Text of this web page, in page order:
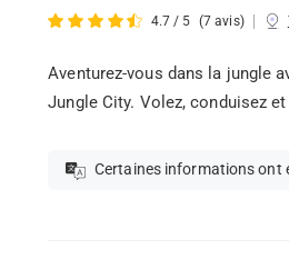
4.7 / 5 (7 avis) |
Aventurez-vous dans la jungle
Jungle City. Volez, conduisez
Certaines informations ont